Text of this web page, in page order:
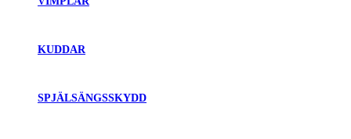
KUDDAR
SPJÄLSÄNGSSKYDD